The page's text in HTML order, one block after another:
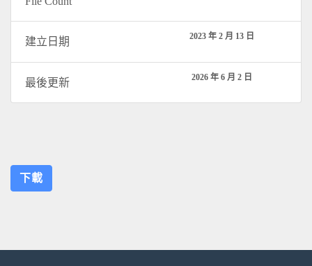
建立日期 2023 年 2 月 13 日
最後更新 2026 年 6 月 2 日
下載